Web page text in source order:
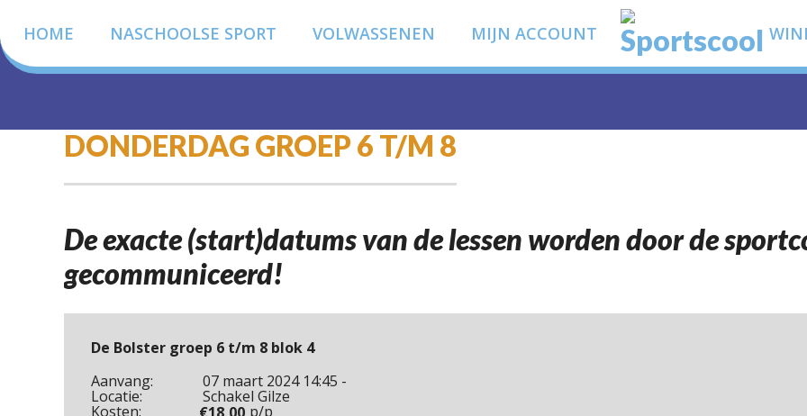
HOME NASCHOOLSE SPORT VOLWASSENEN MIJN ACCOUNT
DONDERDAG GROEP 6 T/M 8
De exacte (start)datums van de lessen worden door de
gecommuniceerd!
De Bolster groep 6 t/m 8 blok 4
Aanvang:
07 maart 2024 14:45 -
Locatie: Schakel Gilze
Kosten:
p/p